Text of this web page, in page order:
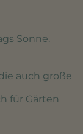
Sonne.
auch große
für Gärten